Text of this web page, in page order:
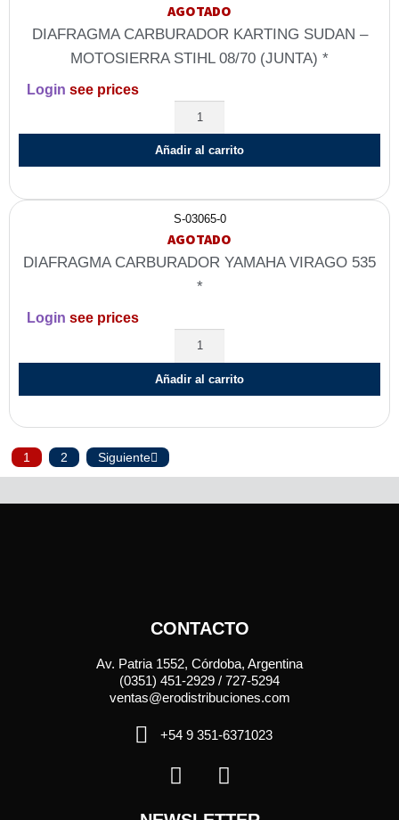
AGOTADO
DIAFRAGMA CARBURADOR KARTING SUDAN –
MOTOSIERRA STIHL 08/70 (JUNTA) *
Login see prices
Añadir al carrito
S-03065-0
AGOTADO
DIAFRAGMA CARBURADOR YAMAHA VIRAGO 535
*
Login see prices
Añadir al carrito
1 2 Siguiente
CONTACTO
Av. Patria 1552, Córdoba, Argentina
(0351) 451-2929 / 727-5294
ventas@erodistribuciones.com
+54 9 351-6371023